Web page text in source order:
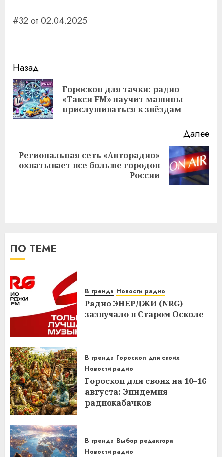
#32 от 02.04.2025
Навигация
записи
Назад
Гороскоп для тачки: радио
«Такси FM» научит машины
прислушиваться к звёздам
Далее
Следующая
Региональная сеть «Авторадио»
охватывает все больше городов
России
ПО ТЕМЕ
В тренде Новости радио
Радио ЭНЕРДЖИ (NRG)
зазвучало в Старом Осколе
В тренде Гороскоп для своих
Новости радио
Гороскоп для своих на 10–16
августа: Эпидемия
радиокабачков
В тренде Выбор редактора
Новости радио